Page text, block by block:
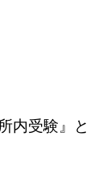
内受験』と